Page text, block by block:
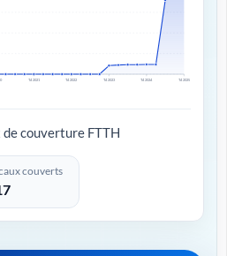
T4 2021 T4 2022 T4 2023 T4 2024 T4 2025
couverture FTTH
couverts